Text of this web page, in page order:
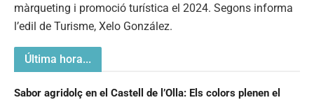
màrqueting i promoció turística el 2024. Segons informa
l’edil de Turisme, Xelo González.
Última hora...
Sabor agridolç en el Castell de l’Olla: Els colors plenen el